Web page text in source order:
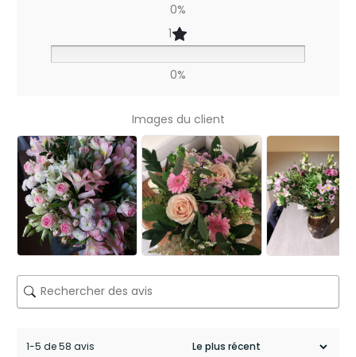
e
t
d
o
u
c
e
u
0%
1
0%
Images du client
1-5 de 58 avis